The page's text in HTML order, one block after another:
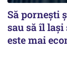
Să pornești
sau să îl
este mai